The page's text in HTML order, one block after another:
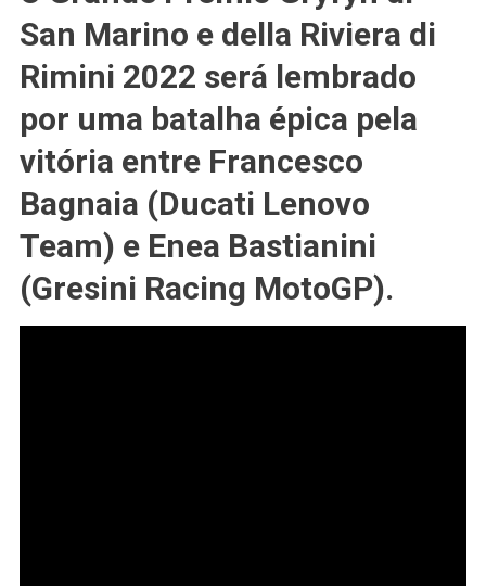
MOTOGP:
#ÚLTIMA
Volta
Do
GP
#MISANO
Foi
REVEJA
San Marino e della Riviera di
Rimini 2022 será lembrado
por uma batalha épica pela
vitória entre Francesco
Bagnaia (Ducati Lenovo
Team) e Enea Bastianini
(Gresini Racing MotoGP).